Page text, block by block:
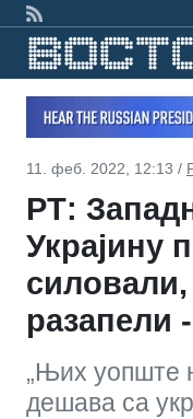
11. феб. 2022, 12:13 /
РТ:
Украјину
силовали,
разапели
„Њих уопште
дешава са